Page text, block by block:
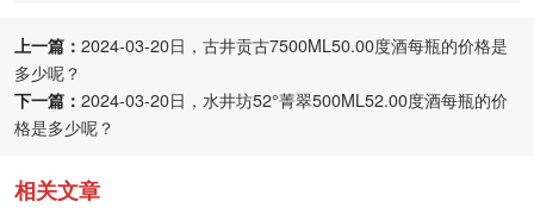
上一篇： 2024-03-20日，古井贡古7500ML50.00度酒每瓶的价格是
多少呢？
下一篇： 2024-03-20日，水井坊52°菁翠500ML52.00度酒每瓶的价
格是多少呢？
相关文章